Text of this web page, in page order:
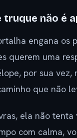
truque não é
engana os
querem uma
por sua
que não
ela não
com calma,